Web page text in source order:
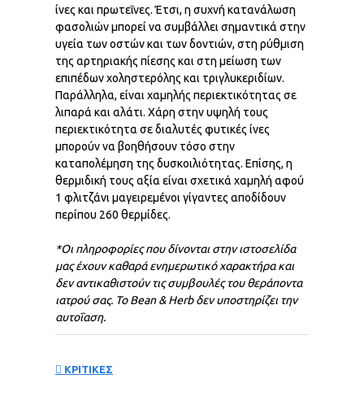
ίνες και πρωτεΐνες. Έτσι, η συχνή κατανάλωση
φασολιών μπορεί να συμβάλλει σημαντικά στην
υγεία των οστών και των δοντιών, στη ρύθμιση
της αρτηριακής πίεσης και στη μείωση των
επιπέδων χοληστερόλης και τριγλυκεριδίων.
Παράλληλα, είναι χαμηλής περιεκτικότητας σε
λιπαρά και αλάτι. Χάρη στην υψηλή τους
περιεκτικότητα σε διαλυτές φυτικές ίνες
μπορούν να βοηθήσουν τόσο στην
καταπολέμηση της δυσκοιλιότητας. Επίσης, η
θερμιδική τους αξία είναι σχετικά χαμηλή αφού
1 φλιτζάνι μαγειρεμένοι γίγαντες αποδίδουν
περίπου 260 θερμίδες.
*Οι πληροφορίες που δίνονται στην ιστοσελίδα
μας έχουν καθαρά ενημερωτικό χαρακτήρα και
δεν αντικαθιστούν τις συμβουλές του θεράποντα
ιατρού σας. ΤοBean & Herbδεν υποστηρίζει την
αυτοΐαση.
ΚΡΙΤΙΚΕΣ